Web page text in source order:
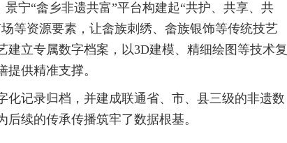
宁“畲乡非遗共富”平台构建起“共护、共享、共
等资源要素，让畲族刺绣、畲族银饰等传统技艺
立专属数字档案，以3D建模、精细绘图等技术复
供精准支撑。
化记录归档，并建成联通省、市、县三级的非遗数
续的传承传播筑牢了数据根基。